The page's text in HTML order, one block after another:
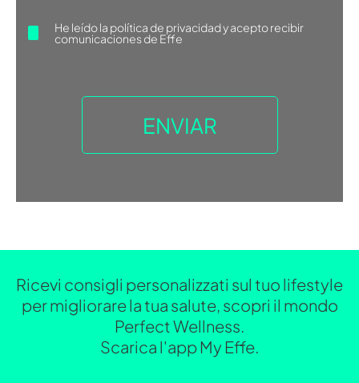
He leído la política de privacidady acepto recibir
comunicaciones de Effe
Ricevi consigli personalizzati sul tuo lifestyle
per migliorare la tua salute, scopri il mondo
Perfect Wellness.
Scarica l'app My Effe.